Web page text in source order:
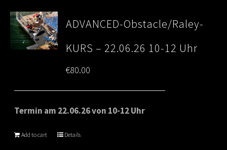
ADVANCED-Obstacle/Raley-
KURS – 22.06.26 10-12 Uhr
€80.00
Termin am 22.06.26 von 10-12 Uhr
Add to cart Details